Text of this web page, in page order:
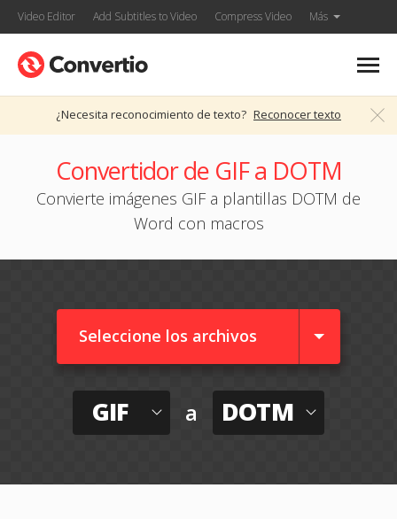
Video Editor Add Subtitles to Video Compress Video Más
¿Necesita reconocimiento de texto? Reconocer texto
Convertidor de GIF a DOTM
Convierte imágenes GIF a plantillas DOTM de
Word con macros
Seleccione los archivos
GIF a DOTM